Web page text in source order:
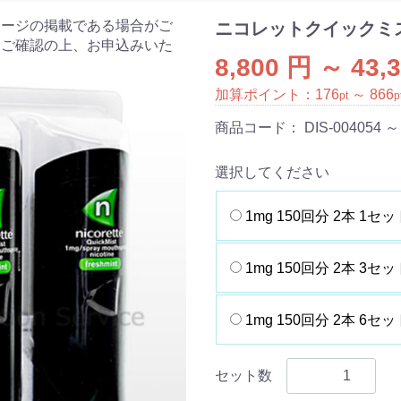
ジの掲載である場合がご
確認の上、お申込みいた
ニコレットクイック
8,800 円 ～
加算ポイント： 176pt ～ 866
商品コード： DIS-004054
選択してください
1mg 150回分 2本 1セッ
1mg 150回分 2本 3セッ
1mg 150回分 2本 6セッ
セット数